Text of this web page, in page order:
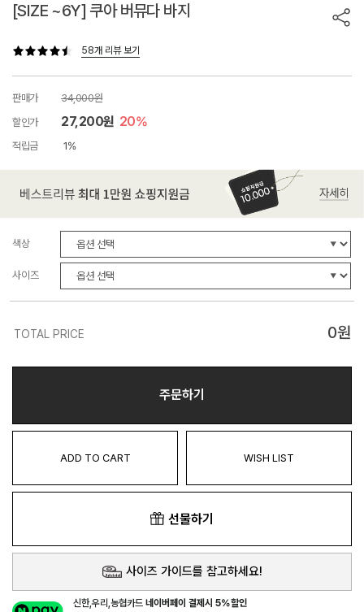
[SIZE ~6Y] 쿠아 버뮤다 바지
58개 리뷰 보기
판매가
34,000원
할인가
27,200원 20%
적립금 1%
색상
사이즈
TOTAL PRICE 0원
주문하기
ADD TO CART WISH LIST
선물하기
사이즈 가이드를 참고하세요!
신한,우리,농협카드네이버페이 결제시 5%할인